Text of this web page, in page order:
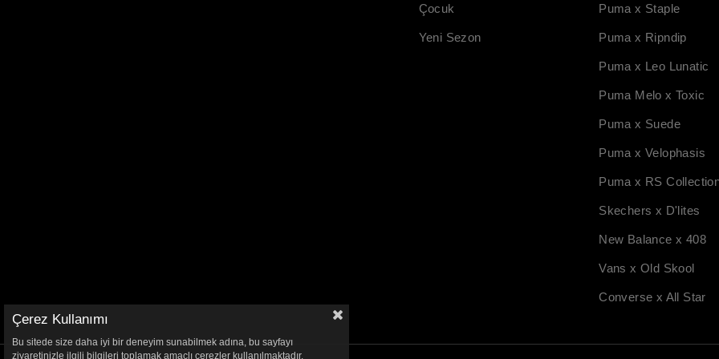
Çocuk
Yeni Sezon
Puma x Staple
Puma x Ripndip
Puma x Leo Lunatic
Puma Melo x Toxic
Puma x Suede
Puma x Velophasis
Puma x RS
Skechers x D'lites
New Balance x 408
Vans x Old Skool
Converse x All Star
Çerez Kullanımı
Bu sitede size daha iyi bir deneyim sunabilmek adına, bu sayfayı
ziyaretinizle ilgili bilgileri toplamak amaçlı çerezler kullanılmaktadır.